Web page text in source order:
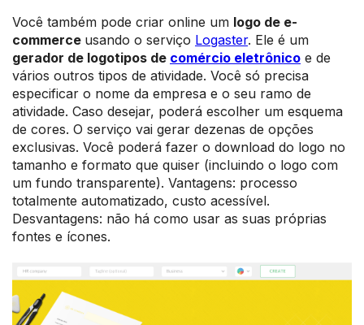
Você também pode criar online um logo de e-
commerce usando o serviço Logaster. Ele é um
gerador de logotipos de comércio eletrônico e de
vários outros tipos de atividade. Você só precisa
especificar o nome da empresa e o seu ramo de
atividade. Caso desejar, poderá escolher um esquema
de cores. O serviço vai gerar dezenas de opções
exclusivas. Você poderá fazer o download do logo no
tamanho e formato que quiser (incluindo o logo com
um fundo transparente). Vantagens: processo
totalmente automatizado, custo acessível.
Desvantagens: não há como usar as suas próprias
fontes e ícones.